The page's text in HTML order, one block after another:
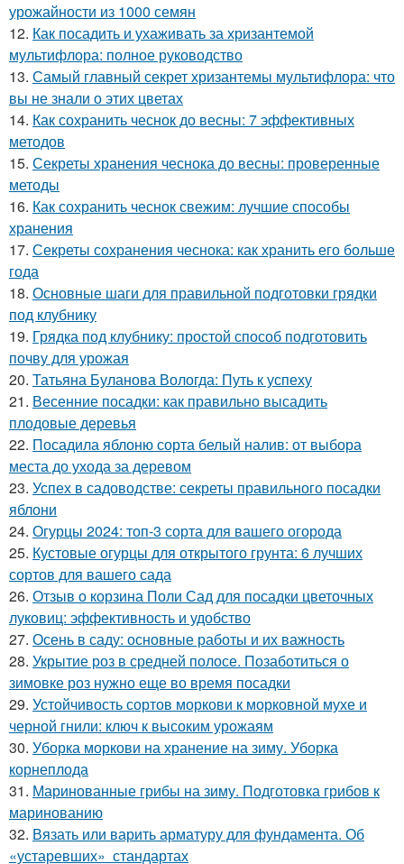
урожайности из 1000 семян
12. Как посадить и ухаживать за хризантемой
мультифлора: полное руководство
13. Самый главный секрет хризантемы мультифлора: что
вы не знали о этих цветах
14. Как сохранить чеснок до весны: 7 эффективных
методов
15. Секреты хранения чеснока до весны: проверенные
методы
16. Как сохранить чеснок свежим: лучшие способы
хранения
17. Секреты сохранения чеснока: как хранить его больше
года
18. Основные шаги для правильной подготовки грядки
под клубнику
19. Грядка под клубнику: простой способ подготовить
почву для урожая
20. Татьяна Буланова Вологда: Путь к успеху
21. Весенние посадки: как правильно высадить
плодовые деревья
22. Посадила яблоню сорта белый налив: от выбора
места до ухода за деревом
23. Успех в садоводстве: секреты правильного посадки
яблони
24. Огурцы 2024: топ-3 сорта для вашего огорода
25. Кустовые огурцы для открытого грунта: 6 лучших
сортов для вашего сада
26. Отзыв о корзина Поли Сад для посадки цветочных
луковиц: эффективность и удобство
27. Осень в саду: основные работы и их важность
28. Укрытие роз в средней полосе. Позаботиться о
зимовке роз нужно еще во время посадки
29. Устойчивость сортов моркови к морковной мухе и
черной гнили: ключ к высоким урожаям
30. Уборка моркови на хранение на зиму. Уборка
корнеплода
31. Маринованные грибы на зиму. Подготовка грибов к
маринованию
32. Вязать или варить арматуру для фундамента. Об
«устаревших» стандартах